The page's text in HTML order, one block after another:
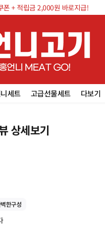
폰 + 적립금 2,000원 바로지급!
세트 고급선물세트 다보기
상세보기
한구성